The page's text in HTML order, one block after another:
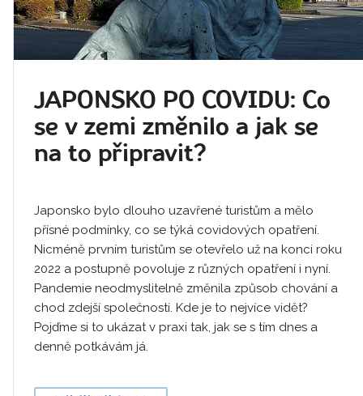
JAPONSKO PO COVIDU: Co
se v zemi změnilo a jak se
na to připravit?
Japonsko bylo dlouho uzavřené turistům a mělo
přísné podmínky, co se týká covidových opatření.
Nicméně prvním turistům se otevřelo už na konci roku
2022 a postupně povoluje z různých opatření i nyní.
Pandemie neodmyslitelně změnila způsob chování a
chod zdejší společnosti. Kde je to nejvíce vidět?
Pojďme si to ukázat v praxi tak, jak se s tím dnes a
denně potkávám já.